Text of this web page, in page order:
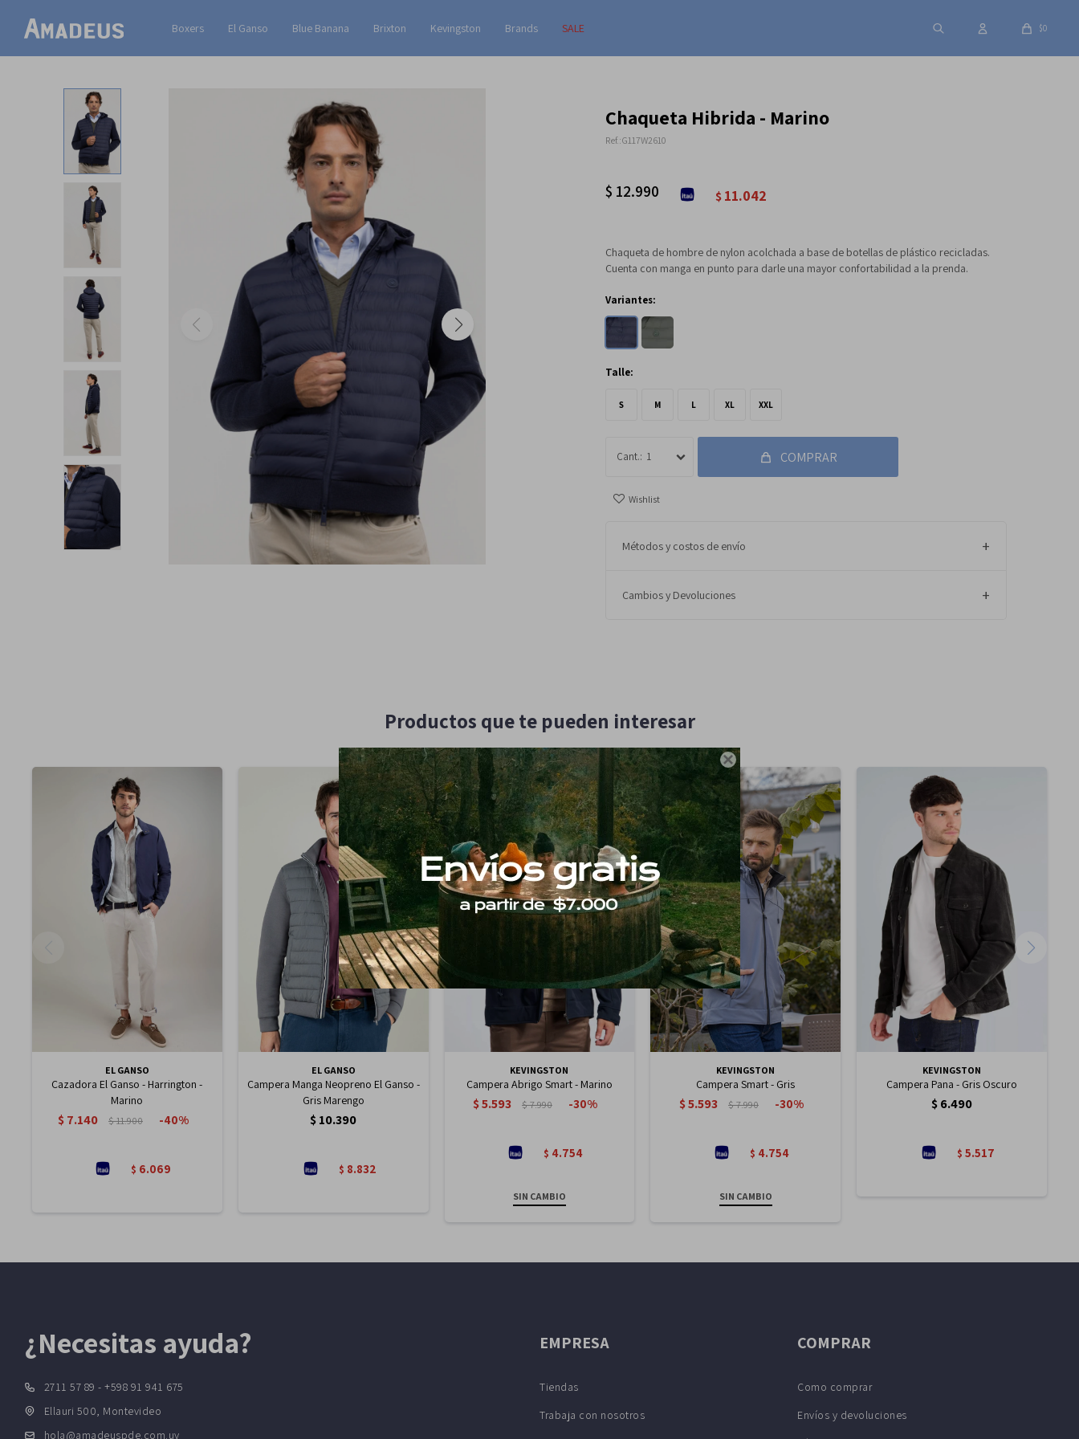

Boxers El Ganso Blue Banana Brixton Kevingston Brands SALE $0
Chaqueta Hibrida - Marino
G117W2610
$ 12.990 $11.042
Chaqueta de hombre de nylon acolchada a base de botellas de plástico recicladas.
Cuenta con manga en punto para darle una mayor confortabilidad a la prenda.
Variantes:
Talle:
S M L XL XXL
1 COMPRAR
Métodos y costos de envío
Cambios y Devoluciones
Productos que te pueden interesar
EL GANSO
Cazadora El Ganso - Harrington -
Marino
$7.140 $11.900 40
$ 6.069
EL GANSO
Campera Manga Neopreno El Ganso -
Gris Marengo
$10.390
$ 8.832
KEVINGSTON
Campera Abrigo Smart - Marino
$5.593 $7.990 30
$ 4.754
SIN CAMBIO
KEVINGSTON
Campera Smart - Gris
$5.593 $7.990 30
$ 4.754
SIN CAMBIO
KEVINGSTON
Campera Pana - Gris Oscuro
$6.490
$ 5.517
¿Necesitas ayuda?
2711 57 89 - +598 91 941 675
Ellauri 500, Montevideo
hola@amadeuspde.com.uy
EMPRESA
Tiendas
Trabaja con nosotros
COMPRAR
Como comprar
Envíos y devoluciones